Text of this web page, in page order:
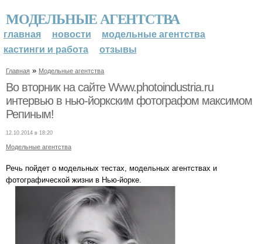
МОДЕЛЬНЫЕ АГЕНТСТВА
главная новости
модельные агентства
кастинги и работа
отзывы
Главная » Модельные агентства
Во вторник на сайте Www.photoindustria.ru
интервью в нью-йоркским фотографом максимом
Репиным!
12.10.2014 в 18:20
Модельные агентства
Речь пойдет о модельных тестах, модельных агентствах и
фотографической жизни в Нью-йорке.